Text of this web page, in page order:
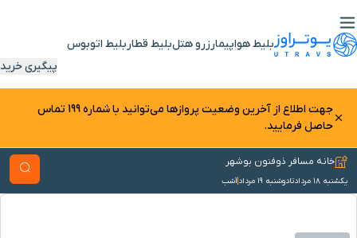
بلیط هواپیمارزرو هتلبلیط قطار بلیط اتوبوس
پیگیری خرید
جهت اطلاع از آخرین وضعیت پرواز‌ها می‌توانید با شماره 199 تماس
حاصل فرمایید.
خانه مسافر ذوفنون بوشهر
یکشنبه ۱۸ مرداد تادوشنبه ۱۹ مرداد 1شب